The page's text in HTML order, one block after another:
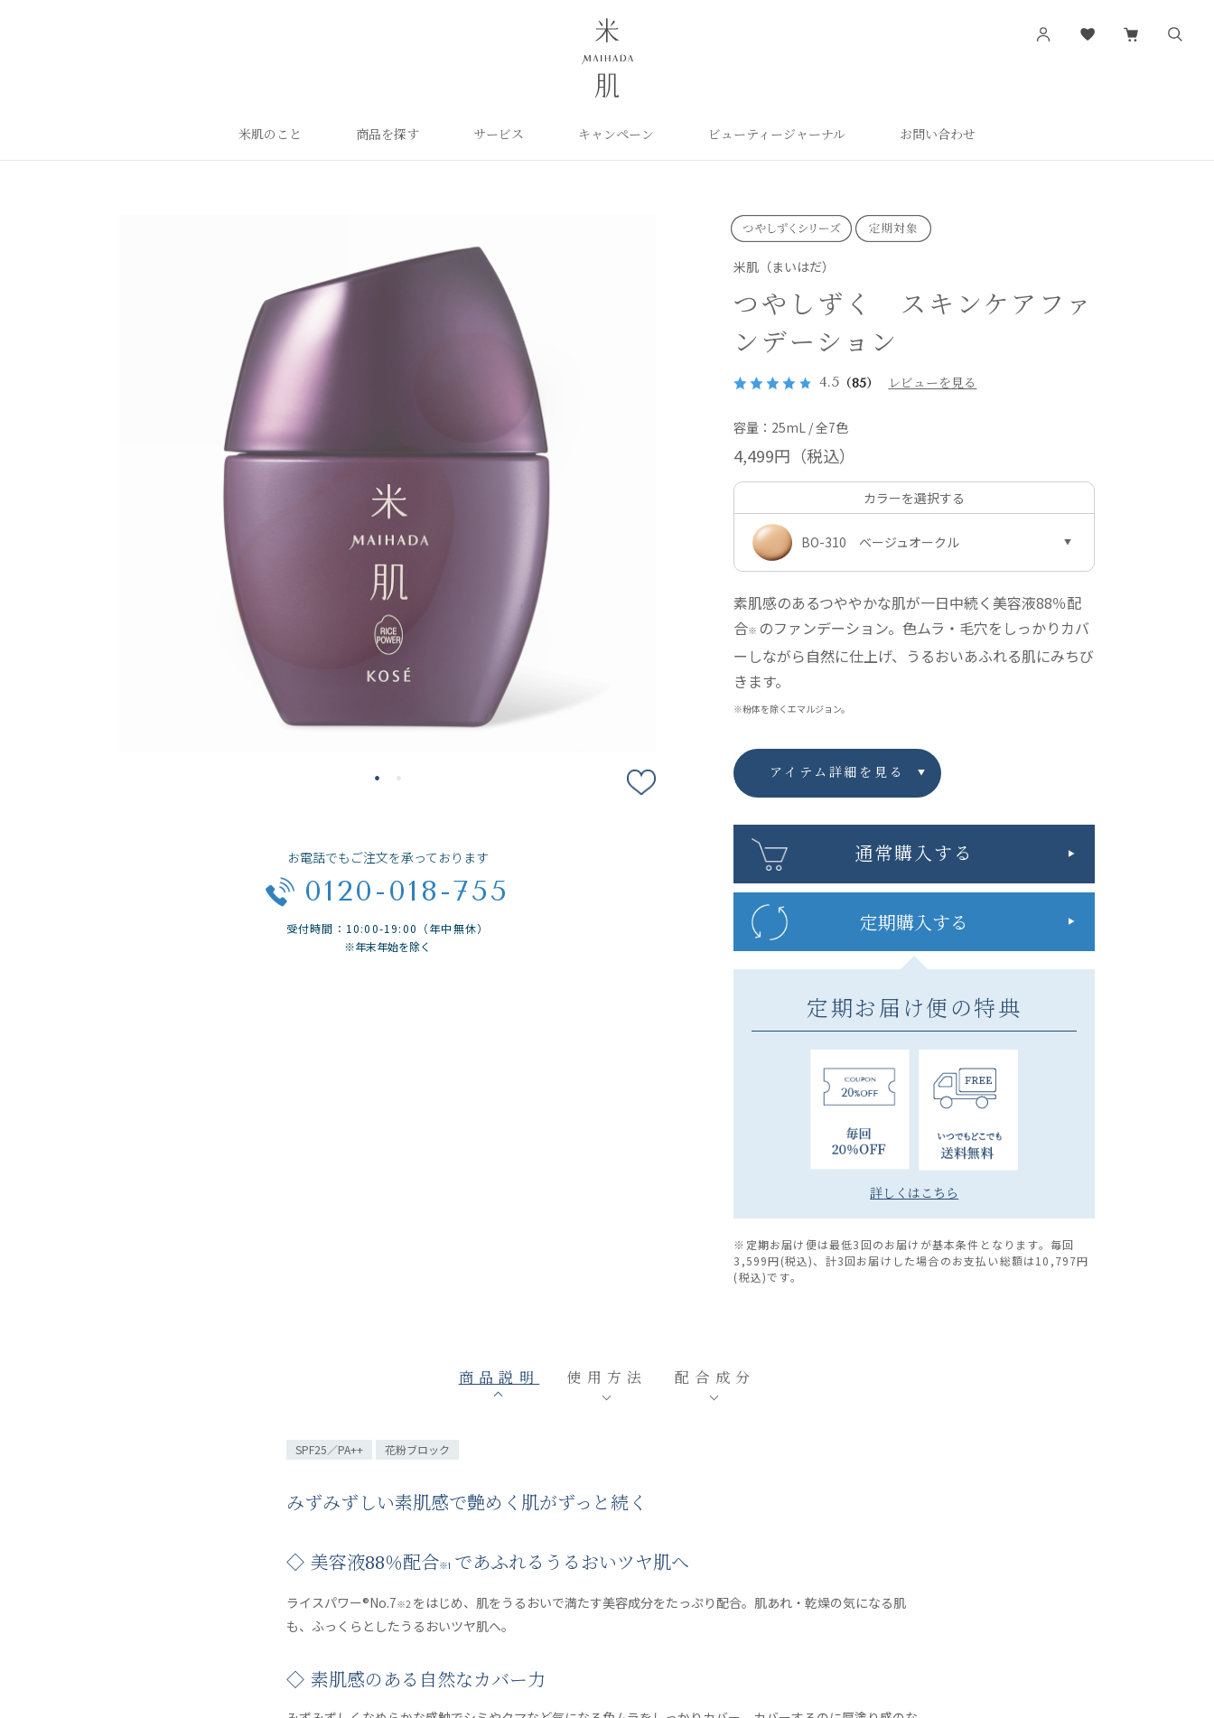
米肌のこと 商品を探す
お手入れご使用ステップ
すべての商品
オイル
毛穴ケア
くすみケア
エイジング
活潤
肌潤美白
サービス キャンペーン ビューティージャーナル お問い合わせ
お電話でもご注文を承っております
0120-018-755
受付時間：10:00-19:00（年中無休）
※年末年始を除く
米肌（まいはだ）
つやしずく スキンケアファ
ンデーション
4.5 （85） レビューを見る
容量：25mL / 全7色
4,499円 （税込）
カラーを選択する
BO-310 ベージュオークル
素肌感のあるつややかな肌が一日中続く美容液88％配
合※ のファンデーション。色ムラ・毛穴をしっかりカバ
ーしながら自然に仕上げ、うるおいあふれる肌にみちび
きます。
※粉体を除くエマルジョン。
アイテム詳細を見る
通常購入する
定期購入する
定期お届け便の特典
詳しくはこちら
※定期お届け便は最低3回のお届けが基本条件となります。毎回
3,599円(税込)、計3回お届けした場合のお支払い総額は10,797円
(税込)です。
商品説明 使用方法 配合成分
SPF25／PA++ 花粉ブロック
みずみずしい素肌感で艶めく肌がずっと続く
◇ 美容液88％配合※1 であふれるうるおいツヤ肌へ
ライスパワー®No.7※2 をはじめ、肌をうるおいで満たす美容成分をたっぷり配合。肌あれ・乾燥の気になる肌
も、ふっくらとしたうるおいツヤ肌へ。
◇ 素肌感のある自然なカバー力